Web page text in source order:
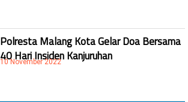
Polresta Malang Kota Gelar Doa Bersama
40 Hari Insiden Kanjuruhan
10 November 2022